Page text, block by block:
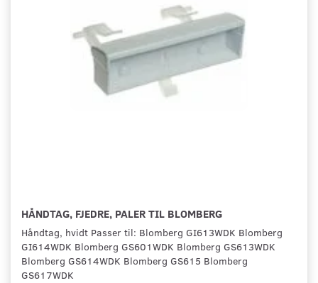
HÅNDTAG, FJEDRE, PALER TIL BLOMBERG
Håndtag, hvidt Passer til: Blomberg GI613WDK Blomberg
GI614WDK Blomberg GS601WDK Blomberg GS613WDK
Blomberg GS614WDK Blomberg GS615 Blomberg
GS617WDK